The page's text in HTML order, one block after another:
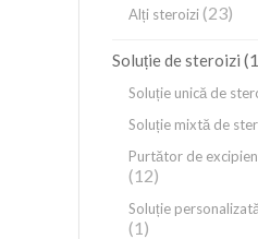
Alți steroizi(23)
Soluție de steroizi
Soluție unică de
Soluție mixtă de
Purtător de
(12)
Soluție
(1)